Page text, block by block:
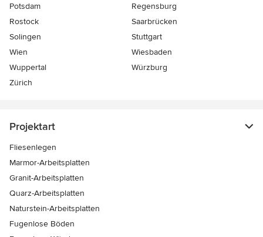
Potsdam
Regensburg
Rostock
Saarbrücken
Solingen
Stuttgart
Wien
Wiesbaden
Wuppertal
Würzburg
Zürich
Projektart
Fliesenlegen
Marmor-Arbeitsplatten
Granit-Arbeitsplatten
Quarz-Arbeitsplatten
Naturstein-Arbeitsplatten
Fugenlose Böden